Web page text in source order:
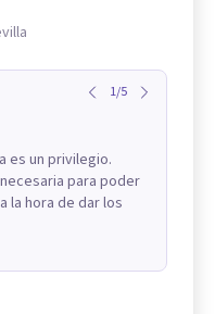
1/5
es un privilegio.
para poder
la hora de dar los